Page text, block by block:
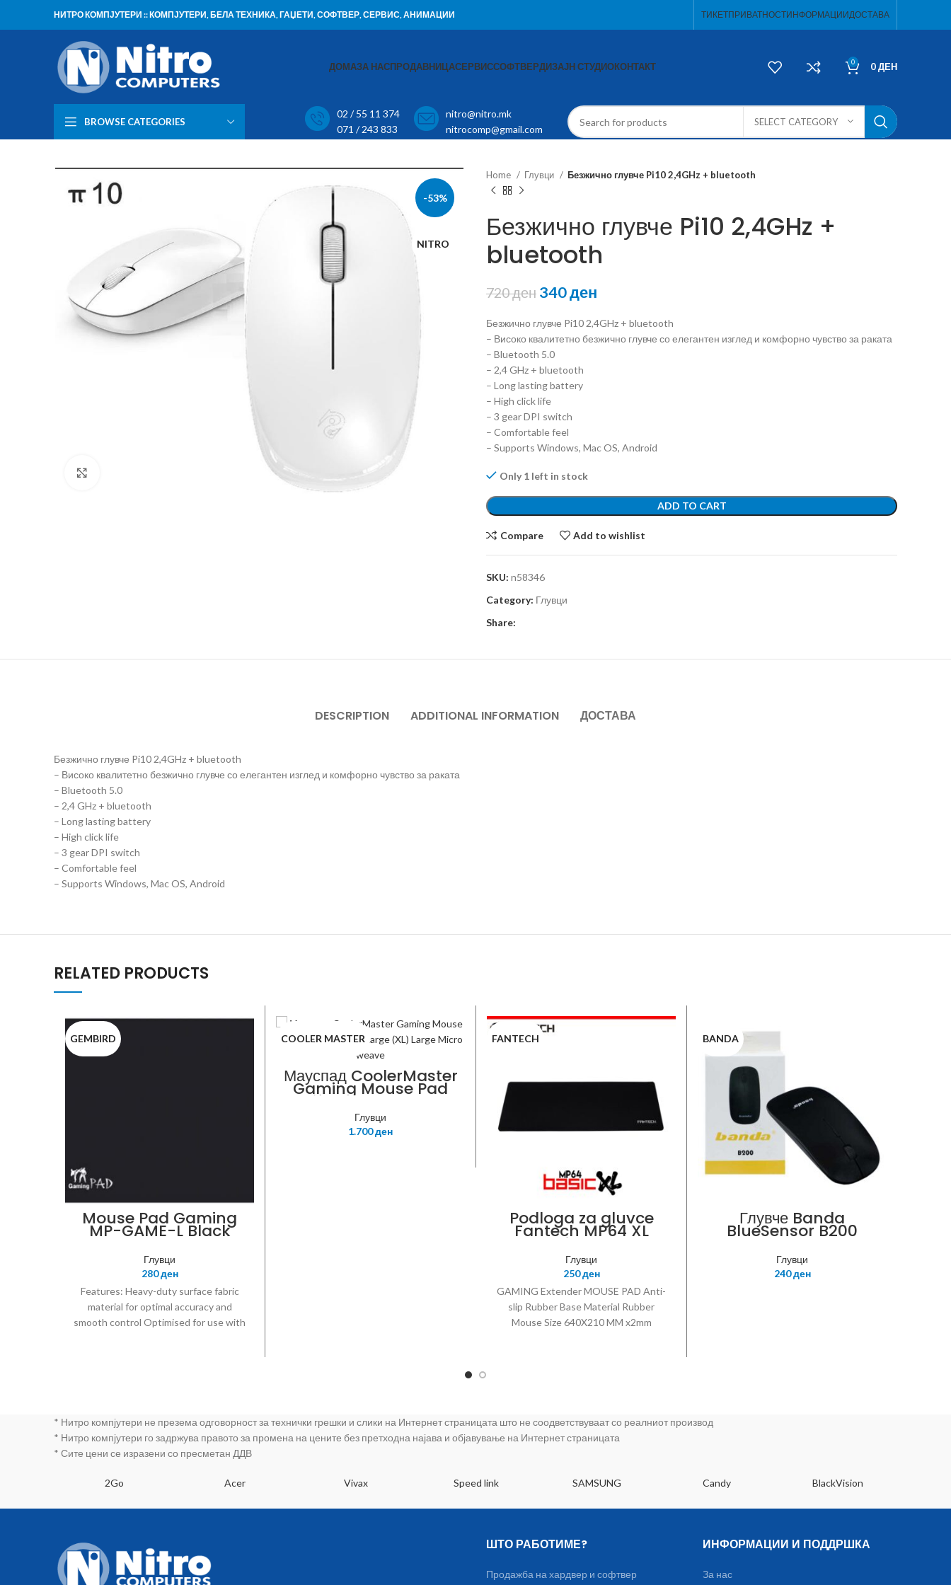
НИТРО КОМПЈУТЕРИ :: КОМПЈУТЕРИ, БЕЛА ТЕХНИКА, ГАЏЕТИ, СОФТВЕР, СЕРВИС, АНИМАЦИИ ТИКЕТПРИВАТНОСТИНФОРМАЦИИДОСТАВА
ДОМАЗА НАСПРОДАВНИЦАСЕРВИССОФТВЕРДИЗАЈН СТУДИОКОНТАКТ 0 0ДЕН
BROWSE CATEGORIES
02 / 55 11 374
071 / 243 833
nitro@nitro.mk
nitrocomp@gmail.com
SELECT CATEGORY
-53%
NITRO
Home Глувци Безжично глувче Pi10 2,4GHz + bluetooth
Безжично глувче Pi10 2,4GHz +
bluetooth
720ден 340ден
Безжично глувче Pi10 2,4GHz + bluetooth
– Високо квалитетно безжично глувче со елегантен изглед и комфорно чувство за раката
– Bluetooth 5.0
– 2,4 GHz + bluetooth
– Long lasting battery
– High click life
– 3 gear DPI switch
– Comfortable feel
– Supports Windows, Mac OS, Android
Only 1 left in stock
ADD TO CART
Compare Add to wishlist
SKU: n58346
Category: Глувци
Share:
DESCRIPTION ADDITIONAL INFORMATION ДОСТАВА
Безжично глувче Pi10 2,4GHz + bluetooth
– Високо квалитетно безжично глувче со елегантен изглед и комфорно чувство за раката
– Bluetooth 5.0
– 2,4 GHz + bluetooth
– Long lasting battery
– High click life
– 3 gear DPI switch
– Comfortable feel
– Supports Windows, Mac OS, Android
RELATED PRODUCTS
GEMBIRD
Mouse Pad Gaming
MP-GAME-L Black
Глувци
280ден
Features: Heavy-duty surface fabric
material for optimal accuracy and
smooth control Optimised for use with
COOLER MASTER
Мауспад CoolerMaster
Gaming Mouse Pad
Swift-RX Extra Large
(XL) Large Micro
weave
Глувци
1.700ден
FANTECH
Podloga za gluvce
Fantech MP64 XL
Basic black
Глувци
250ден
GAMING Extender MOUSE PAD Anti-
slip Rubber Base Material Rubber
Mouse Size 640X210 MM x2mm
BANDA
Глувче Banda
BlueSensor B200
Глувци
240ден
* Нитро компјутери не презема одговорност за технички грешки и слики на Интернет страницата што не соодветствуваат со реалниот производ
* Нитро компјутери го задржува правото за промена на цените без претходна најава и објавување на Интернет страницата
* Сите цени се изразени со пресметан ДДВ
2Go Acer Vivax Speed link SAMSUNG Candy BlackVision
ШТО РАБОТИМЕ?
Продажба на хардвер и софтвер
ИНФОРМАЦИИ И ПОДДРШКА
За нас